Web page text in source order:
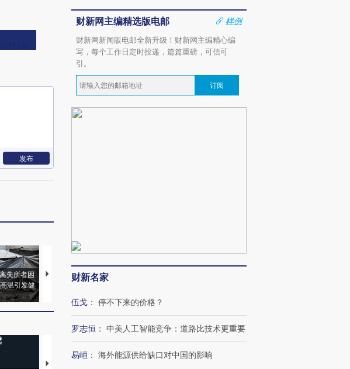
发布
失所者困
温引发健
视线｜HYROX的吸金
术：是什么让中产们甘
【推广】走进第四届链博
财新网主编精选版电邮
样例
财新网新闻版电邮全新升级！财新网主编精心编
写，每个工作日定时投递，篇篇重磅，可信可
引。
订阅
财新名家
伍戈 ： 停不下来的价格？
罗志恒 ： 中美人工智能竞争：道路比技术更重要
易峘 ： 海外能源供给缺口对中国的影响